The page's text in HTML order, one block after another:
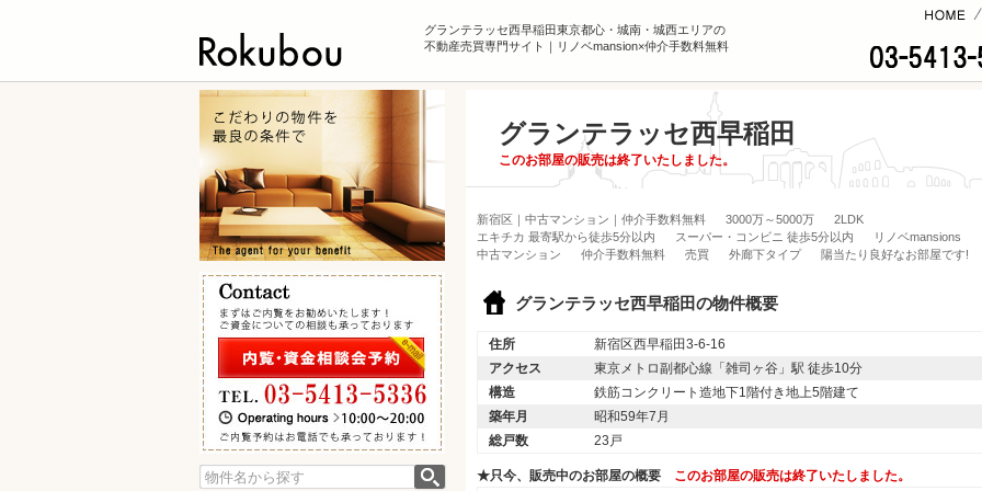
グランテラッセ西早稲田東京都心・城南・城西エリアの
不動産売買専門サイト｜リノベmansion×仲介手数料無料
コンテンツ
グランテラッセ西早稲田
このお部屋の販売は終了いたしました。
新宿区｜中古マンション｜仲介手数料無料 3000万～5000万
2LDK
エキチカ 最寄駅から徒歩5分以内
スーパー・コンビニ 徒歩5分以内
リノベmansions
中古マンション
仲介手数料無料 売買 外廊下タイプ 陽当たり良好なお部屋です!
グランテラッセ西早稲田の物件概要
住所
新宿区西早稲田3-6-16
アクセス
東京メトロ副都心線「雑司ヶ谷」駅 徒歩10分
構造
鉄筋コンクリート造地下1階付き地上5階建て
築年月
昭和59年7月
総戸数
23戸
★只今、販売中のお部屋の概要 このお部屋の販売は終了いたしました。
検索: